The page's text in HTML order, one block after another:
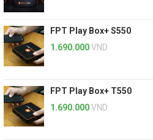
FPT Play Box+ S550
1.690.000VND
FPT Play Box+ T550
1.690.000VND